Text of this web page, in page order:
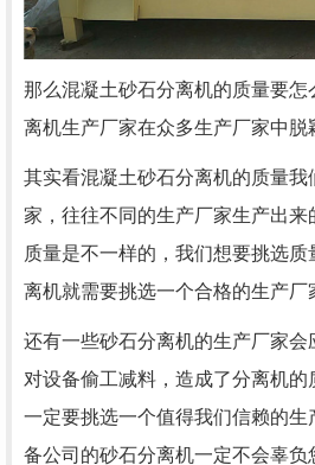
那么混凝土砂石分离机的质量要怎
离机生产厂家在众多生产厂家中脱
其实看混凝土砂石分离机的质量我
家，往往不同的生产厂家生产出来
质量是不一样的，我们想要挑选
离机就需要挑选一个合格的生产厂
还有一些砂石分离机的生产厂家会
对设备偷工减料，造成了分离机的
一定要挑选一个值得我们信赖的生
备公司的砂石分离机一定不会辜负